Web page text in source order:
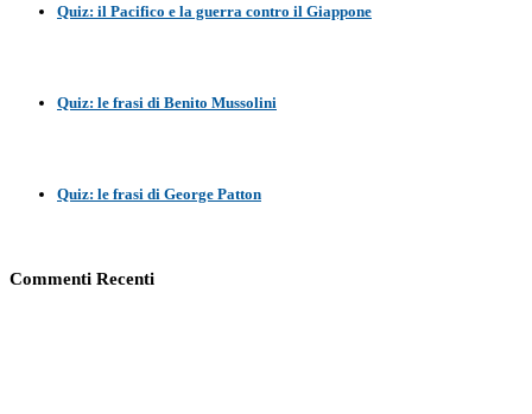
Quiz: il Pacifico e la guerra contro il Giappone
Quiz: le frasi di Benito Mussolini
Quiz: le frasi di George Patton
Commenti Recenti